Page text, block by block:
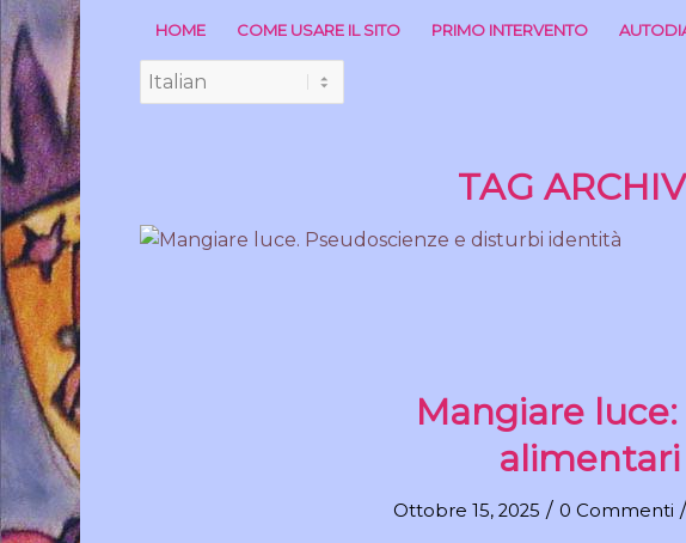
HOME COME USARE IL SITO PRIMO INTERVENTO
TAG
Mangiare luce:
Ottobre 15, 2025 / 0 Commenti /